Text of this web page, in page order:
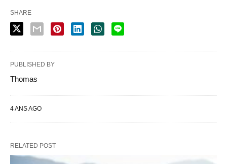
SHARE
PUBLISHED BY
Thomas
4 ANS AGO
RELATED POST